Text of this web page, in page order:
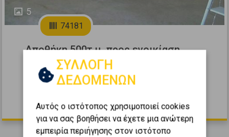
5
74181
Αποθήκη 500τ.μ. προς ενοικίαση
Μαρούσι - Ψαλίδι
0
0 (Ισόγειο) 500
2.600 €
ΣΥΛΛΟΓΗ
ΔΕΔΟΜΕΝΩΝ
Αυτός ο ιστότοπος χρησιμοποιεί cookies
για να σας βοηθήσει να έχετε μια ανώτερη
εμπειρία περιήγησης στον ιστότοπο